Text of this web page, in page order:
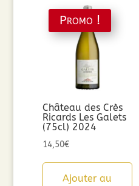
Promo !
Château des Crès
Ricards Les Galets
(75cl) 2024
14,50€
Ajouter au